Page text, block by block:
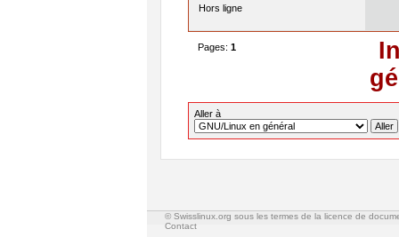
Hors ligne
Pages: 1
Aller à
© Swisslinux.org sous les termes de la licence de
Contact